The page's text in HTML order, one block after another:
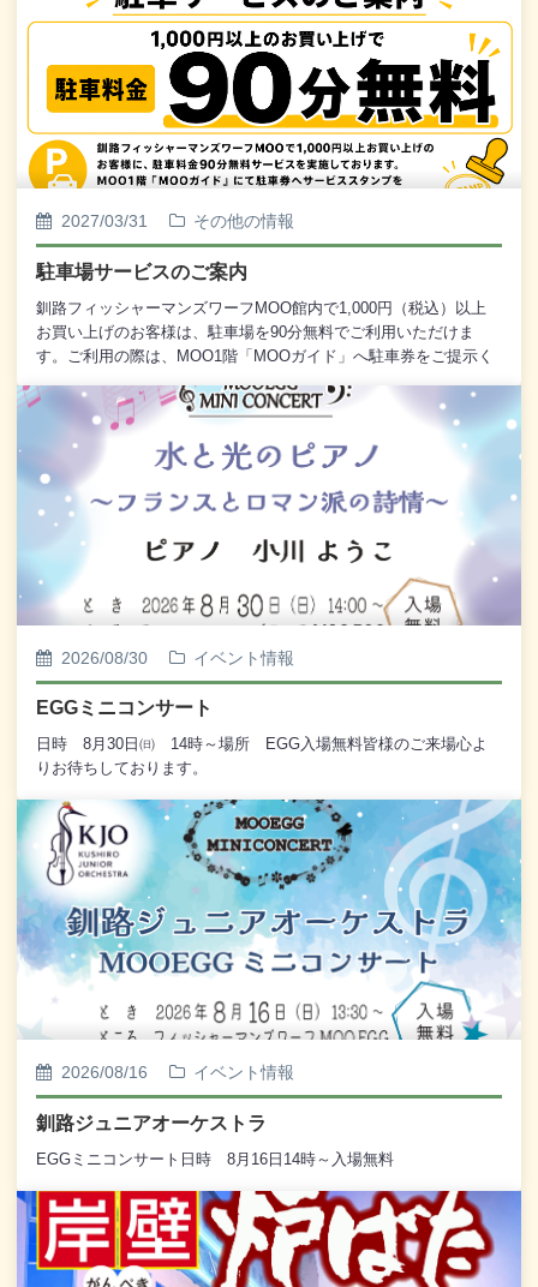
2027/03/31 その他の情報
駐車場サービスのご案内
釧路フィッシャーマンズワーフMOO館内で1,000円（税込）以上
お買い上げのお客様は、駐車場を90分無料でご利用いただけま
す。ご利用の際は、MOO1階「MOOガイド」へ駐車券をご提示く
のレシートをご持参ください。
2026/08/30 イベント情報
EGGミニコンサート
日時 8月30日㈰ 14時～場所 EGG入場無料皆様のご来場心よ
りお待ちしております。
2026/08/16 イベント情報
釧路ジュニアオーケストラ
EGGミニコンサート日時 8月16日14時～入場無料